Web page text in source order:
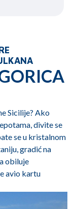
Sicilije? Ako
divite se
se u kristalnom
gradić na
obiluje
avio kartu